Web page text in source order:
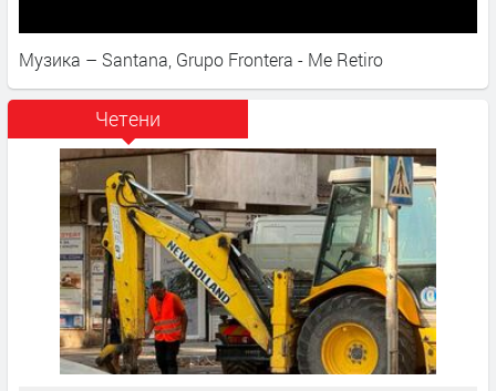
Музика – Santana, Grupo Frontera - Me Retiro
Четени